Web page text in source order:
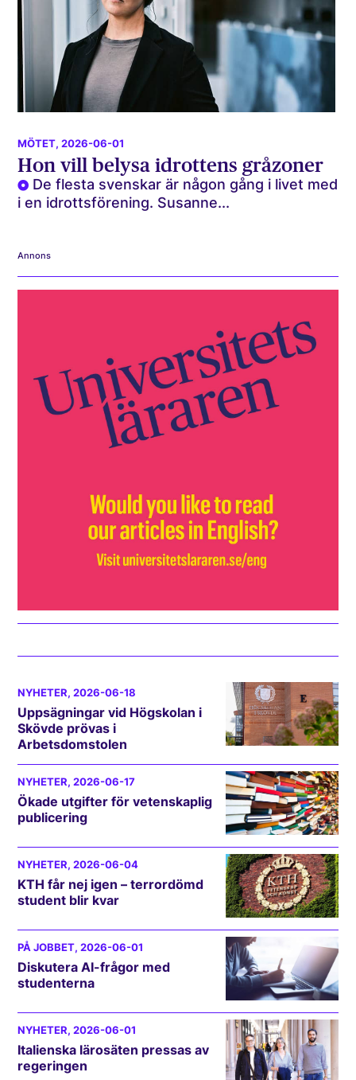
MÖTET, 2026-06-01
Hon vill belysa idrottens gråzoner
De flesta svenskar är någon gång i livet med
i en idrottsförening. Susanne...
Annons
NYHETER, 2026-06-18
Uppsägningar vid Högskolan i
Skövde prövas i
Arbetsdomstolen
NYHETER, 2026-06-17
Ökade utgifter för vetenskaplig
publicering
NYHETER, 2026-06-04
KTH får nej igen – terrordömd
student blir kvar
PÅ JOBBET, 2026-06-01
Diskutera AI-frågor med
studenterna
NYHETER, 2026-06-01
Italienska lärosäten pressas av
regeringen